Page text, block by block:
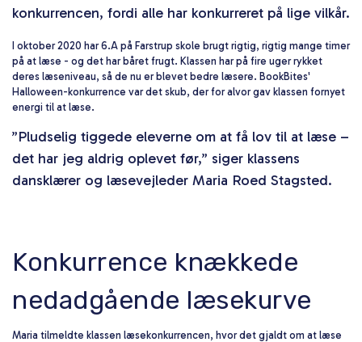
konkurrencen, fordi alle har konkurreret på lige vilkår.
I oktober 2020 har 6.A på Farstrup skole brugt rigtig, rigtig mange timer
på at læse - og det har båret frugt. Klassen har på fire uger rykket
deres læseniveau, så de nu er blevet bedre læsere. BookBites'
Halloween-konkurrence var det skub, der for alvor gav klassen fornyet
energi til at læse.
”Pludselig tiggede eleverne om at få lov til at læse –
det har jeg aldrig oplevet før,” siger klassens
dansklærer og læsevejleder Maria Roed Stagsted.
Konkurrence knækkede
nedadgående læsekurve
Maria tilmeldte klassen læsekonkurrencen, hvor det gjaldt om at læse